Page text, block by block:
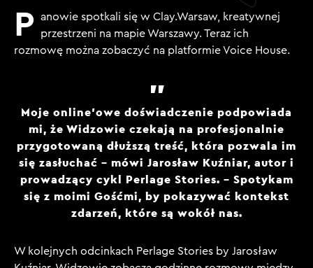
P
anowie spotkali się w Clay.Warsaw, kreatywnej
przestrzeni na mapie Warszawy. Teraz ich
rozmowę można zobaczyć na platformie Voice House.
Moje online’owe doświadczenie podpowiada
mi, że Widzowie czekają na profesjonalnie
przygotowaną dłuższą treść, która pozwala im
się zasłuchać – mówi Jarosław Kuźniar, autor i
prowadzący cykl Perlage Stories. – Spotykam
się z moimi Gośćmi, by pokazywać kontekst
zdarzeń, które są wokół nas.
W kolejnych odcinkach Perlage Stories by Jarosław